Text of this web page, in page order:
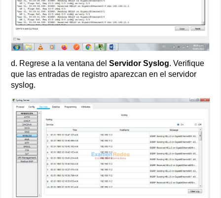
d. Regrese a la ventana delServidor Syslog. Verifique
que las entradas de registro aparezcan en el servidor
syslog.